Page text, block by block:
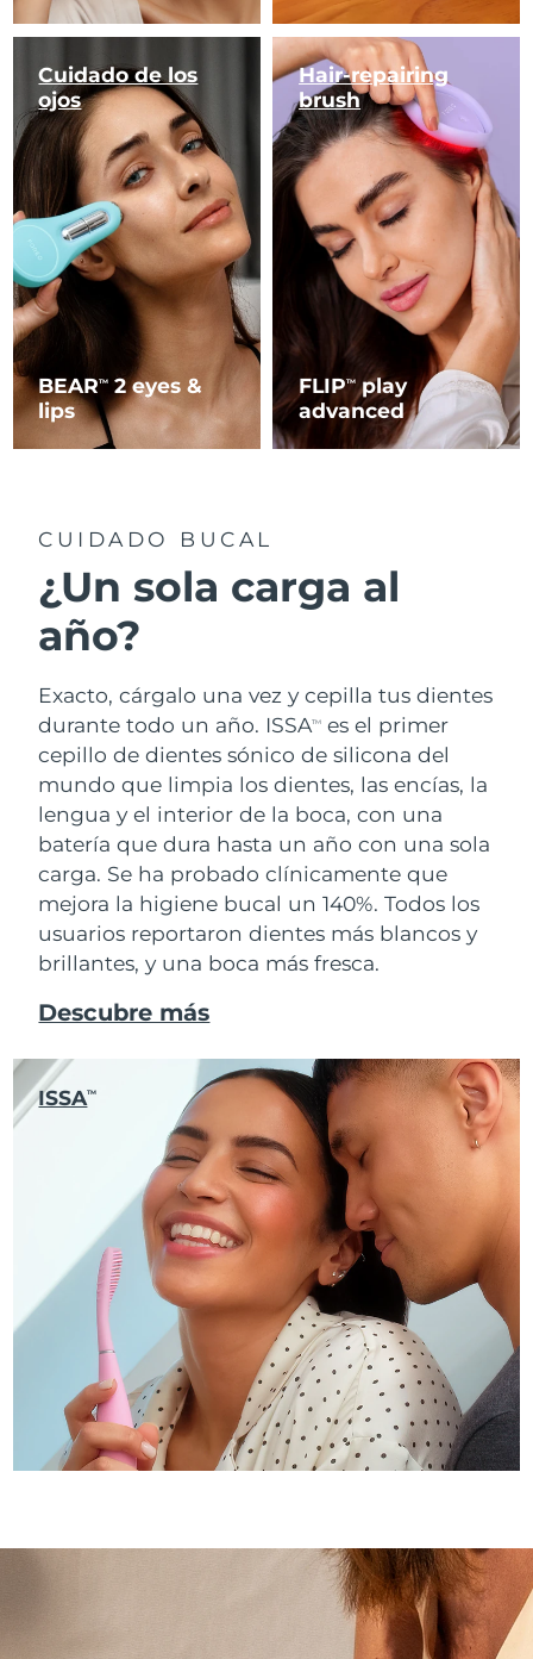
BEARTM
2 eyes &
lips
Cuidado de los
ojos
FLIPTMplay
advanced
Hair-repairing
brush
CUIDADO BUCAL
¿Un sola carga al
año?
Exacto, cárgalo una vez y cepilla tus dientes
durante todo un año. ISSATM
es el primer
cepillo de dientes sónico de silicona del
mundo que limpia los dientes, las encías, la
lengua y el interior de la boca, con una
batería que dura hasta un año con una sola
carga. Se ha probado clínicamente que
mejora la higiene bucal un 140%. Todos los
usuarios reportaron dientes más blancos y
brillantes, y una boca más fresca.
Descubre más
ISSATM